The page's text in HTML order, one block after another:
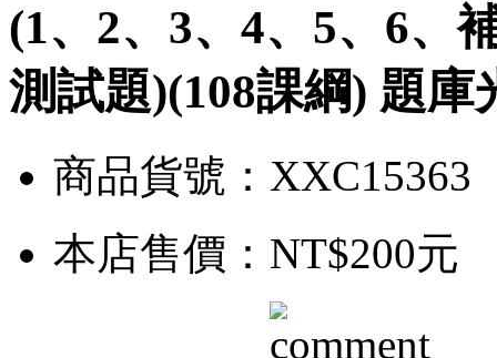
(1、2、3、4、5、6、
測試題)(108課綱) 題庫
商品貨號：XXC15363
本店售價： NT$200元